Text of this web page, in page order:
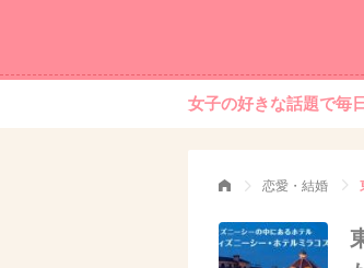
女子の好きな話題で毎
恋愛・結婚